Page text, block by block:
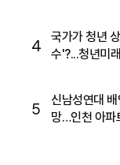
4
국가가 청년
수'?...청년미
5
신남성연대
망…인천 아파